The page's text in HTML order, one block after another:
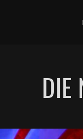
DIE